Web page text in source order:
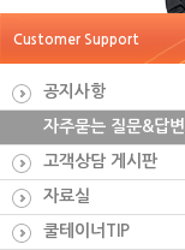
Customer Support
공지사항
자주묻는 질문&답변
고객상담 게시판
자료실
쿨테이너TIP